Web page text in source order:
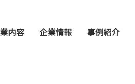
内容 企業情報 事例紹介